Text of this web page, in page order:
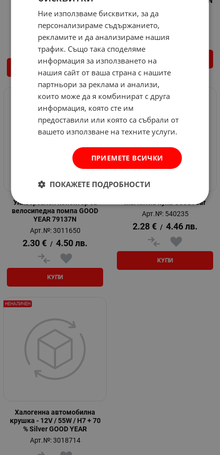
лв.
КУПИ
Арт.№: 3011649
4.04 €
Универсален конектор за
велосипедна помпа GOOD
YEAR 79137N
Арт.№: 3011650
2.30 € / 4.50 лв.
КУПИ
Магнитна купа GoodYear
Арт.№: 540235
2.28 € / 4.46 лв.
КУПИ
Халогенна автомобилна
крушка - 12V / 55W / H7 + 70
% Silver GOOD YEAR
Арт.№: 3018714
НЕНАЛИЧЕН
Ние използваме бисквитки, за да
персонализираме съдържанието,
рекламите и да анализираме нашия
трафик. Също така споделяме
информация за използването на
нашия сайт от ваша страна с нашите
партньори за реклама и анализи,
които може да я комбинират с друга
информация, която сте им
предоставили или която са събрали от
вашето използване на техните услуги.
ПРИЕМЕТЕ ВСИЧКИ
ПОКАЖЕТЕ ПОДРОБНОСТИ